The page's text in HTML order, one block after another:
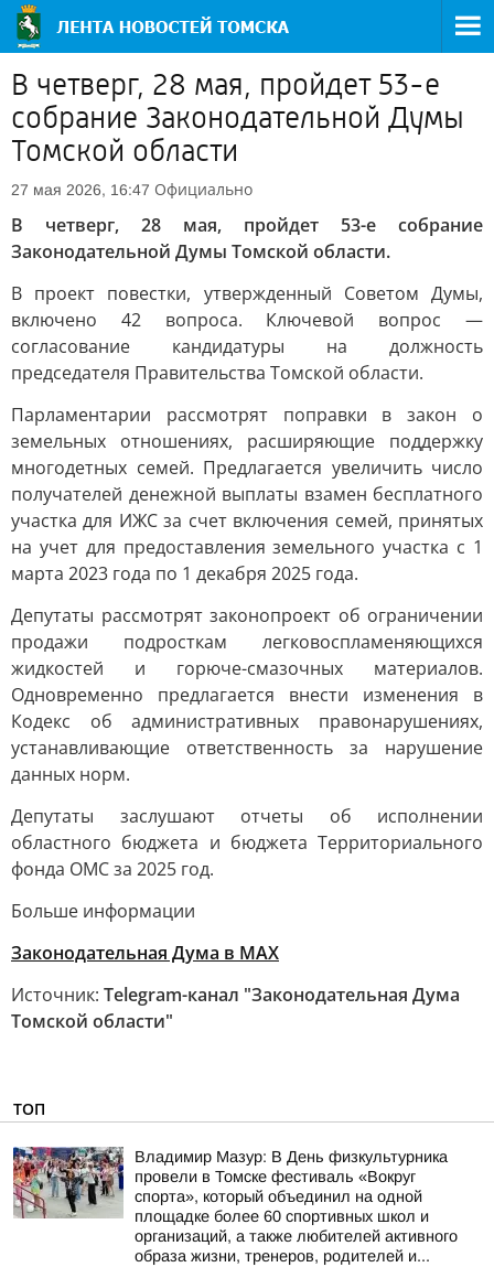
В четверг, 28 мая, пройдет 53-е
собрание Законодательной Думы
Томской области
27 мая 2026, 16:47 Официально
В четверг, 28 мая, пройдет 53-е собрание
Законодательной Думы Томской области.
В проект повестки, утвержденный Советом Думы,
включено 42 вопроса. Ключевой вопрос —
согласование кандидатуры на должность
председателя Правительства Томской области.
Парламентарии рассмотрят поправки в закон о
земельных отношениях, расширяющие поддержку
многодетных семей. Предлагается увеличить число
получателей денежной выплаты взамен бесплатного
участка для ИЖС за счет включения семей, принятых
на учет для предоставления земельного участка с 1
марта 2023 года по 1 декабря 2025 года.
Депутаты рассмотрят законопроект об ограничении
продажи подросткам легковоспламеняющихся
жидкостей и горюче-смазочных материалов.
Одновременно предлагается внести изменения в
Кодекс об административных правонарушениях,
устанавливающие ответственность за нарушение
данных норм.
Депутаты заслушают отчеты об исполнении
областного бюджета и бюджета Территориального
фонда ОМС за 2025 год.
Больше информации
Законодательная Дума в МАХ
Источник: Telegram-канал "Законодательная Дума
Томской области"
ТОП
Владимир Мазур: В День физкультурника
провели в Томске фестиваль «Вокруг
спорта», который объединил на одной
площадке более 60 спортивных школ и
организаций, а также любителей активного
образа жизни, тренеров, родителей и...